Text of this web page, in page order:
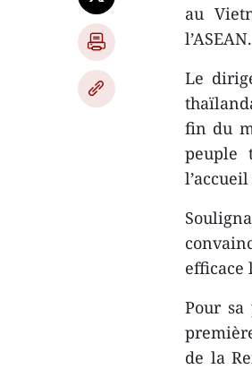
au
l’ASEAN.
Le
fin du
peuple
efficace
Pour
de la